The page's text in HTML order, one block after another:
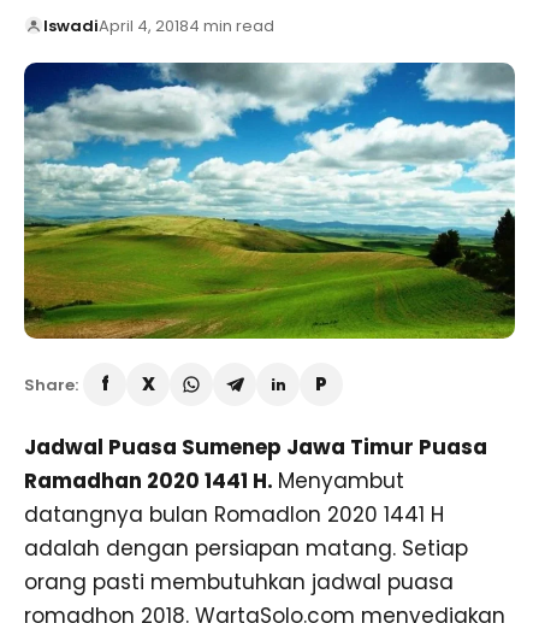
IswadiApril 4, 20184 min read
Share:
Jadwal Puasa Sumenep Jawa Timur Puasa
Ramadhan 2020 1441 H. Menyambut
datangnya bulan Romadlon 2020 1441 H
adalah dengan persiapan matang. Setiap
orang pasti membutuhkan jadwal puasa
romadhon 2018. WartaSolo.com menyediakan